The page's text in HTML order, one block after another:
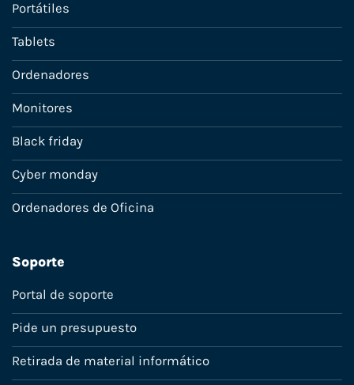
Portátiles
Tablets
Ordenadores
Monitores
Black friday
Cyber monday
Ordenadores de Oficina
Soporte
Portal de soporte
Pide un presupuesto
Retirada de material informático